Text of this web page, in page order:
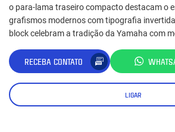
o para-lama traseiro compacto destacam o
grafismos modernos com tipografia invertida
block celebram a tradição da Yamaha com
RECEBA CONTATO
LIGAR